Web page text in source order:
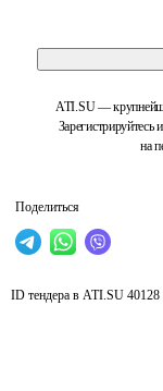
ATI.SU —
Зарегистрируйтесь
на
Поделиться
ID тендера в ATI.SU 40128